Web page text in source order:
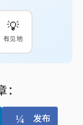
💡
有见地
发布